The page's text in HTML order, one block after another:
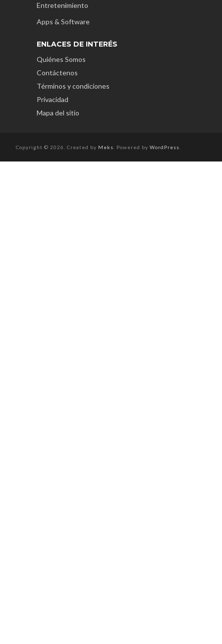
Entretenimiento
Apps & Software
ENLACES DE INTERÉS
Quiénes Somos
Contáctenos
Términos y condiciones
Privacidad
Mapa del sitio
Copyright © 2026. Created by Meks . Powered by WordPress